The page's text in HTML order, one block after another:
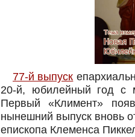
77-й выпуск
20-й, юбилейный год с
Первый «Климент»
нынешний выпуск вновь
епископа Клеменса